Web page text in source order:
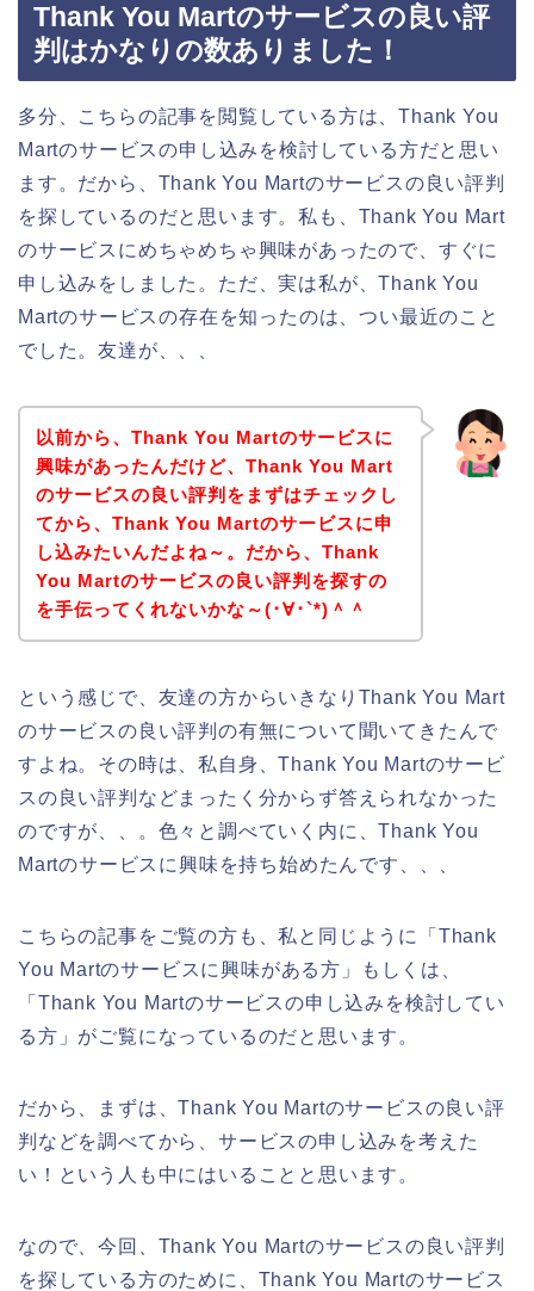
Thank You Martのサービスの良い評
判はかなりの数ありました！
多分、こちらの記事を閲覧している方は、Thank You
Martのサービスの申し込みを検討している方だと思い
ます。だから、Thank You Martのサービスの良い評判
を探しているのだと思います。私も、Thank You Mart
のサービスにめちゃめちゃ興味があったので、すぐに
申し込みをしました。ただ、実は私が、Thank You
Martのサービスの存在を知ったのは、つい最近のこと
でした。友達が、、、
以前から、Thank You Martのサービスに
興味があったんだけど、Thank You Mart
のサービスの良い評判をまずはチェックし
てから、Thank You Martのサービスに申
し込みたいんだよね～。だから、Thank
You Martのサービスの良い評判を探すの
を手伝ってくれないかな～(･∀･`*)＾＾
という感じで、友達の方からいきなりThank You Mart
のサービスの良い評判の有無について聞いてきたんで
すよね。その時は、私自身、Thank You Martのサービ
スの良い評判などまったく分からず答えられなかった
のですが、、。色々と調べていく内に、Thank You
Martのサービスに興味を持ち始めたんです、、、
こちらの記事をご覧の方も、私と同じように「Thank
You Martのサービスに興味がある方」もしくは、
「Thank You Martのサービスの申し込みを検討してい
る方」がご覧になっているのだと思います。
だから、まずは、Thank You Martのサービスの良い評
判などを調べてから、サービスの申し込みを考えた
い！という人も中にはいることと思います。
なので、今回、Thank You Martのサービスの良い評判
を探している方のために、Thank You Martのサービス